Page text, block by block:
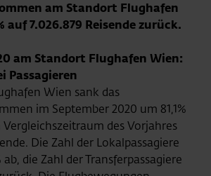
am Standort Flughafen
auf 7.026.879 Reisende zurück.
am Standort Flughafen Wien:
Passagieren
Wien sank das
im September 2020 um 81,1%
des Vorjahres
Die Zahl der Lokalpassagiere
die Zahl der Transferpassagiere